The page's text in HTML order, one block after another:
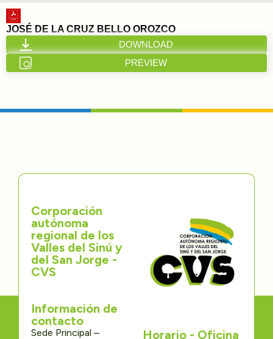
Inicio
Nosotros
Transparencia
Participa
Trámites y Servicios
Contáctenos
JOSÉ DE LA CRUZ BELLO OROZCO
DOWNLOAD
PREVIEW
Corporación
autónoma
regional de los
Valles del Sinú y
del San Jorge -
CVS
Información de
contacto
Sede Principal – Horario - Oficina